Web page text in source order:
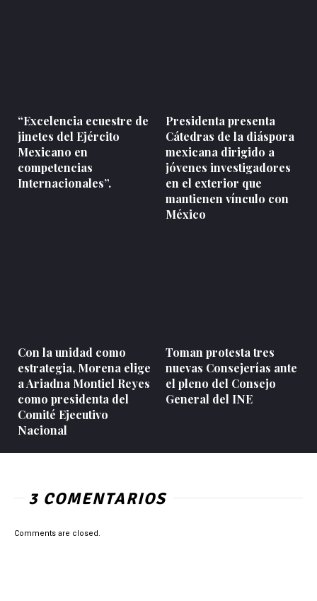
“Excelencia ecuestre de
jinetes del Ejército
Mexicano en
competencias
Internacionales”.
Presidenta presenta
Cátedras de la diáspora
mexicana dirigido a
jóvenes investigadores
en el exterior que
mantienen vínculo con
México
Con la unidad como
estrategia, Morena elige
a Ariadna Montiel Reyes
como presidenta del
Comité Ejecutivo
Nacional
Toman protesta tres
nuevas Consejerías ante
el pleno del Consejo
General del INE
3 COMENTARIOS
Comments are closed.